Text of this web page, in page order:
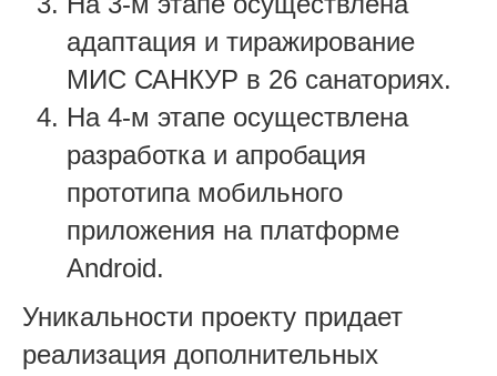
адаптация и тиражирование
МИС САНКУР в 26 санаториях.
На 4-м этапе осуществлена
разработка и апробация
прототипа мобильного
приложения на платформе
Android.
Уникальности проекту придает
реализация дополнительных